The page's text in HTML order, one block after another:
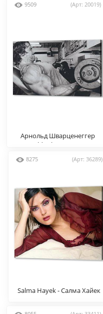
9509 (Арт: 20019)
Арнольд Шварценеггер
(Arnold Schwarzenegger)
8275 (Арт: 36289)
Salma Hayek - Салма Хайек